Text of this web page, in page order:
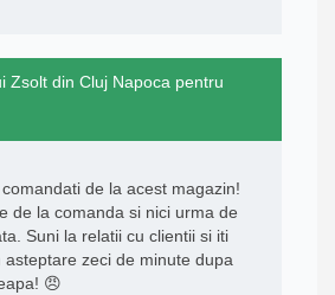
Zsolt din Cluj Napoca pentru
de la acest magazin!
de la comanda si nici urma de
Suni la relatii cu clientii si iti
asteptare zeci de minute dupa
😠